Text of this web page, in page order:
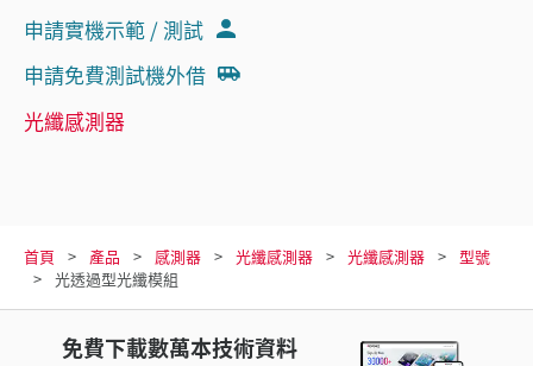
申請實機示範 / 測試
申請免費測試機外借
光纖感測器
首頁 產品 感測器 光纖感測器 光纖感測器
型號
光透過型光纖模組
免費下載數萬本技術資料